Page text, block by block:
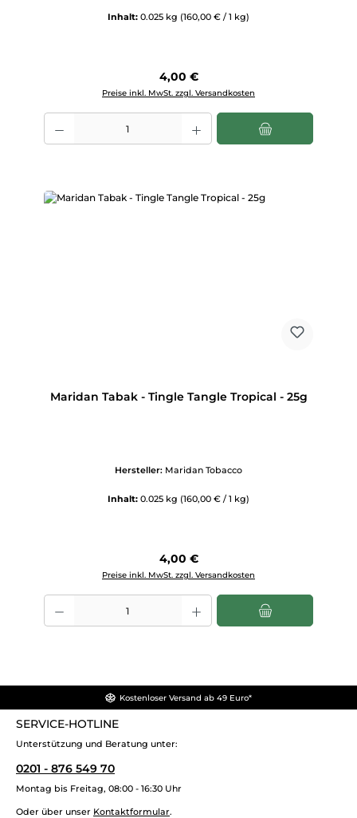
Inhalt: 0.025 kg (160,00 € / 1 kg)
Regulärer Preis:
4,00 €
Preise inkl. MwSt. zzgl. Versandkosten
Produkt Anzahl: Gib den gewünschten Wert ein oder benutze die
Maridan Tabak - Tingle Tangle Tropical - 25g
Hersteller: Maridan Tobacco
Inhalt: 0.025 kg (160,00 € / 1 kg)
Regulärer Preis:
4,00 €
Preise inkl. MwSt. zzgl. Versandkosten
Produkt Anzahl: Gib den gewünschten Wert ein oder benutze die
Kostenloser Versand ab 49 Euro*
SERVICE-HOTLINE
Unterstützung und Beratung unter:
0201 - 876 549 70
Montag bis Freitag, 08:00 - 16:30 Uhr
Oder über unser Kontaktformular.